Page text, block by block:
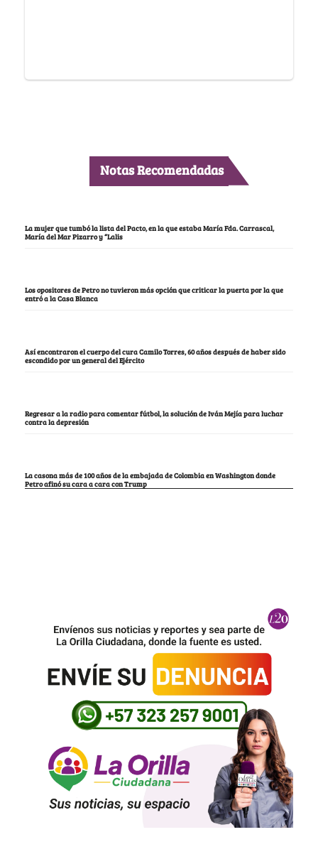
Notas Recomendadas
La mujer que tumbó la lista del Pacto, en la que estaba María Fda. Carrascal,
María del Mar Pizarro y “Lalis
Los opositores de Petro no tuvieron más opción que criticar la puerta por la que
entró a la Casa Blanca
Así encontraron el cuerpo del cura Camilo Torres, 60 años después de haber sido
escondido por un general del Ejército
Regresar a la radio para comentar fútbol, la solución de Iván Mejía para luchar
contra la depresión
La casona más de 100 años de la embajada de Colombia en Washington donde
Petro afinó su cara a cara con Trump